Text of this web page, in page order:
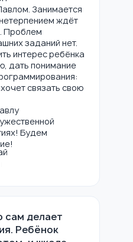
Занимается
ждёт
Проблем
заданий нет.
интерес ребёнка
дать понимание
связать свою
Будем
сам делает
Ребёнок
ваш
задачи
Эти
в других
ребёнка.